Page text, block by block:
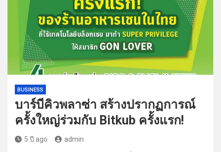
BUSINESS
บาร์บีคิวพลาซ่า สร้างปรากฏการณ์
ครั้งใหญ่ร่วมกับ Bitkub ครั้งแรก!
5 ปี ago admin